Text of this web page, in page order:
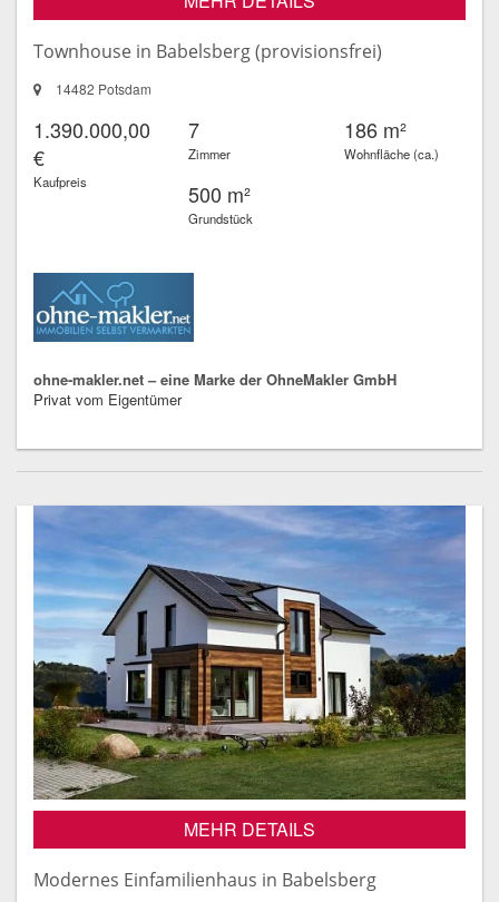
Townhouse in Babelsberg (provisionsfrei)
14482 Potsdam
1.390.000,00
€
Kaufpreis
7
Zimmer
186 m²
Wohnfläche (ca.)
500 m²
Grundstück
ohne-makler.net – eine Marke der OhneMakler GmbH
Privat vom Eigentümer
MEHR DETAILS
Modernes Einfamilienhaus in Babelsberg